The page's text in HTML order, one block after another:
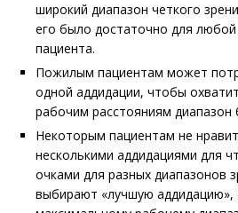
широкий диапазон четкого
его было достаточно для
пациента.
Пожилым пациентам может
одной аддидации, чтобы
рабочим расстояниям диапазон
Некоторым пациентам не
несколькими аддидациями для
очками для разных диапазонов
выбирают «лучшую